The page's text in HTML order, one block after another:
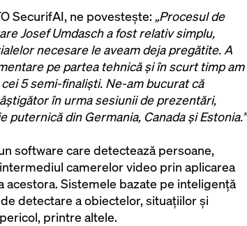
SecurifAI, ne povestește: „Procesul de
Josef Umdasch a fost relativ simplu,
necesare le aveam deja pregătite. A
pe partea tehnică și în scurt timp am
5 semi-finaliști. Ne-am bucurat că
în urma sesiunii de prezentări,
din Germania, Canada și Estonia.”
software care detectează persoane,
camerelor video prin aplicarea
acestora. Sistemele bazate pe inteligență
detectare a obiectelor, situațiilor și
printre altele.